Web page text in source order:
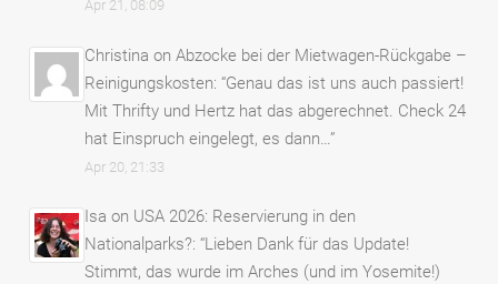
Apr 21, 08:09
Christina onAbzocke bei der Mietwagen-Rückgabe –
Reinigungskosten: “Genau das ist uns auch passiert!
Mit Thrifty und Hertz hat das abgerechnet. Check 24
hat Einspruch eingelegt, es dann…”
Apr 20, 21:33
Isa on USA 2026: Reservierung in den
Nationalparks?: “Lieben Dank für das Update!
Stimmt, das wurde im Arches (und im Yosemite!)